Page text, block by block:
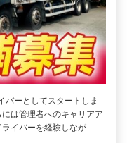
バーとしてスタートしま
は管理者へのキャリアア
ライバーを経験しなが…